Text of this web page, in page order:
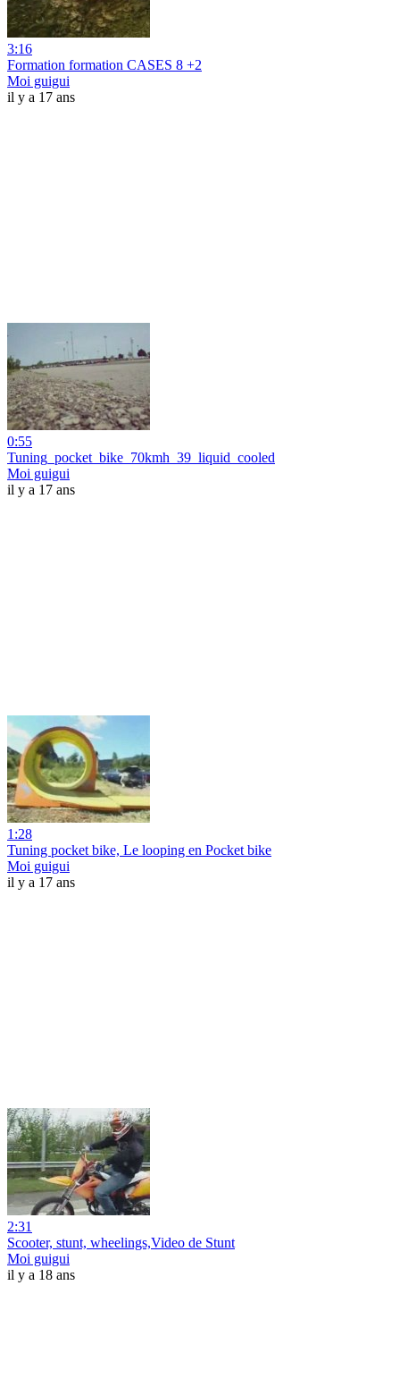
3:16
Formation formation CASES 8 +2
Moi guigui
il y a 17 ans
0:55
Tuning_pocket_bike_70kmh_39_liquid_cooled
Moi guigui
il y a 17 ans
1:28
Tuning pocket bike, Le looping en Pocket bike
Moi guigui
il y a 17 ans
2:31
Scooter, stunt, wheelings,Video de Stunt
Moi guigui
il y a 18 ans